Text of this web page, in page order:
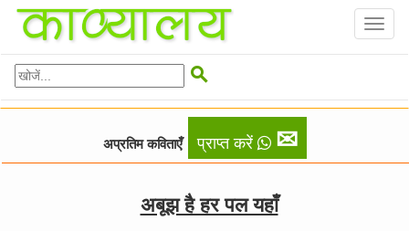

अप्रतिम कविताएँ प्राप्त करें ✉
अबूझ है हर पल यहाँ